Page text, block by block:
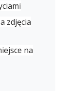
zdjęcia
na